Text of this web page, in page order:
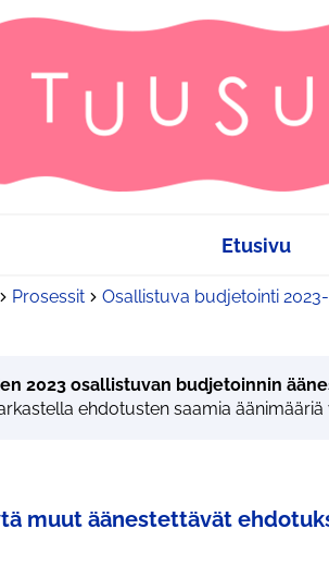
Etusivu
Prosessit Osallistuva budjetointi
2023 osallistuvan budjetoinnin
ehdotusten saamia
muut äänestettävät